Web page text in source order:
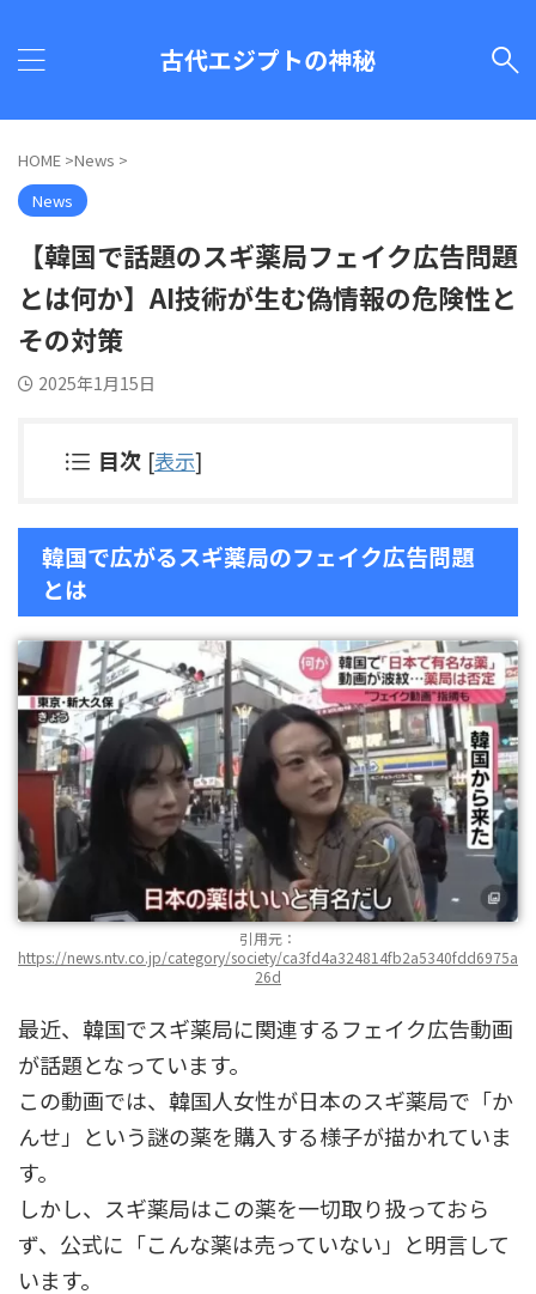
古代エジプトの神秘
HOME >News >
News
【韓国で話題のスギ薬局フェイク広告問題
とは何か】AI技術が生む偽情報の危険性と
その対策
2025年1月15日
目次 [表示]
韓国で広がるスギ薬局のフェイク広告問題
とは
引用元：
https://news.ntv.co.jp/category/society/ca3fd4a324814fb2a5340fdd6975a
26d
最近、韓国でスギ薬局に関連するフェイク広告動画
が話題となっています。
この動画では、韓国人女性が日本のスギ薬局で「か
んせ」という謎の薬を購入する様子が描かれていま
す。
しかし、スギ薬局はこの薬を一切取り扱っておら
ず、公式に「こんな薬は売っていない」と明言して
います。